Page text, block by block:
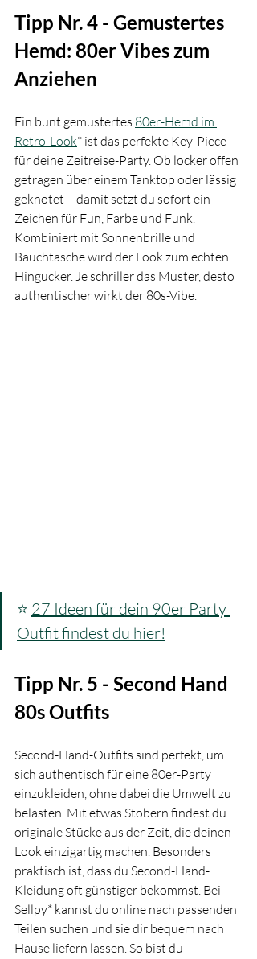
Tipp Nr. 4 - Gemustertes
Hemd: 80er Vibes zum
Anziehen
Ein bunt gemustertes 80er-Hemd im
Retro-Look* ist das perfekte Key-Piece
für deine Zeitreise-Party. Ob locker offen
getragen über einem Tanktop oder lässig
geknotet – damit setzt du sofort ein
Zeichen für Fun, Farbe und Funk.
Kombiniert mit Sonnenbrille und
Bauchtasche wird der Look zum echten
Hingucker. Je schriller das Muster, desto
authentischer wirkt der 80s-Vibe.
⭐ 27 Ideen für dein 90er Party
Outfit findest du hier!
Tipp Nr. 5 - Second Hand
80s Outfits
Second-Hand-Outfits sind perfekt, um
sich authentisch für eine 80er-Party
einzukleiden, ohne dabei die Umwelt zu
belasten. Mit etwas Stöbern findest du
originale Stücke aus der Zeit, die deinen
Look einzigartig machen. Besonders
praktisch ist, dass du Second-Hand-
Kleidung oft günstiger bekommst. Bei
Sellpy* kannst du online nach passenden
Teilen suchen und sie dir bequem nach
Hause liefern lassen. So bist du